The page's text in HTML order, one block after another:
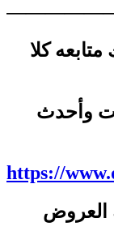
كلا
وأحدث
https://
العروض